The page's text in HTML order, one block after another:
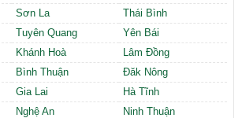
Sơn La
Thái Bình
Tuyên Quang
Yên Bái
Khánh Hoà
Lâm Đồng
Bình Thuận
Đăk Nông
Gia Lai
Hà Tĩnh
Nghệ An
Ninh Thuận